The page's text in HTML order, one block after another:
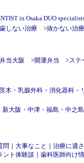
in Osaka DUO
しない治療 >抜かない治療
当大阪 >開運弁当 >ステ
木 ・ 乳腺外科 ・ 消化器科 ・
新大阪 ・ 中津 ・ 福島 ・ 中之島
問 ｜ 大事なこと ｜ 治療に適
ント体験談 ｜ 歯科医師向け